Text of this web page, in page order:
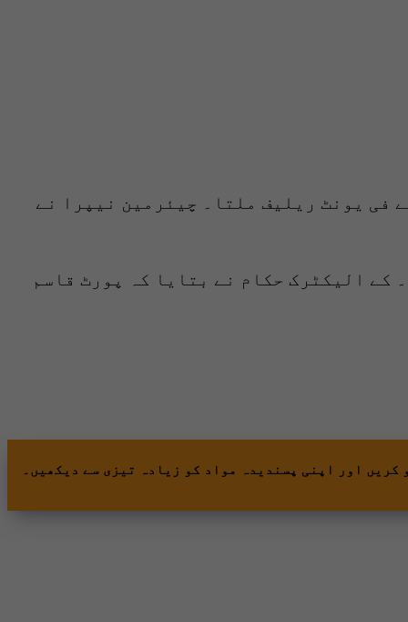
کے پی نے کہا کہ کے الیکٹرک اپنی بجلی بنانے کی قیمت کم کرتا تو صارف کو 6 روپے فی یونٹ ریلیف ملتا۔ چیئرمین نیپرا نے
کے الیکٹرک حکام نے بتایا کہ پورٹ قاسم
کریں اور اپنی پسندیدہ مواد کو زیادہ تیزی سے دیکھیں۔